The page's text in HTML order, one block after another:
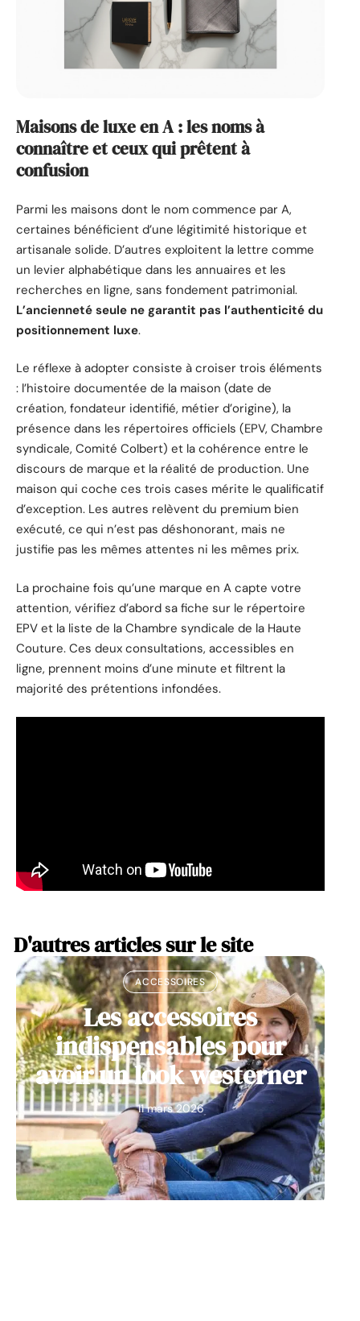
Maisons de luxe en A : les noms à
connaître et ceux qui prêtent à
confusion
Parmi les maisons dont le nom commence par A,
certaines bénéficient d’une légitimité historique et
artisanale solide. D’autres exploitent la lettre comme
un levier alphabétique dans les annuaires et les
recherches en ligne, sans fondement patrimonial.
L’ancienneté seule ne garantit pas l’authenticité du
positionnement luxe.
Le réflexe à adopter consiste à croiser trois éléments
: l’histoire documentée de la maison (date de
création, fondateur identifié, métier d’origine), la
présence dans les répertoires officiels (EPV, Chambre
syndicale, Comité Colbert) et la cohérence entre le
discours de marque et la réalité de production. Une
maison qui coche ces trois cases mérite le qualificatif
d’exception. Les autres relèvent du premium bien
exécuté, ce qui n’est pas déshonorant, mais ne
justifie pas les mêmes attentes ni les mêmes prix.
La prochaine fois qu’une marque en A capte votre
attention, vérifiez d’abord sa fiche sur le répertoire
EPV et la liste de la Chambre syndicale de la Haute
Couture. Ces deux consultations, accessibles en
ligne, prennent moins d’une minute et filtrent la
majorité des prétentions infondées.
D'autres articles sur le site
ACCESSOIRES
Les accessoires
indispensables pour
avoir un look westerner
11 mars 2026